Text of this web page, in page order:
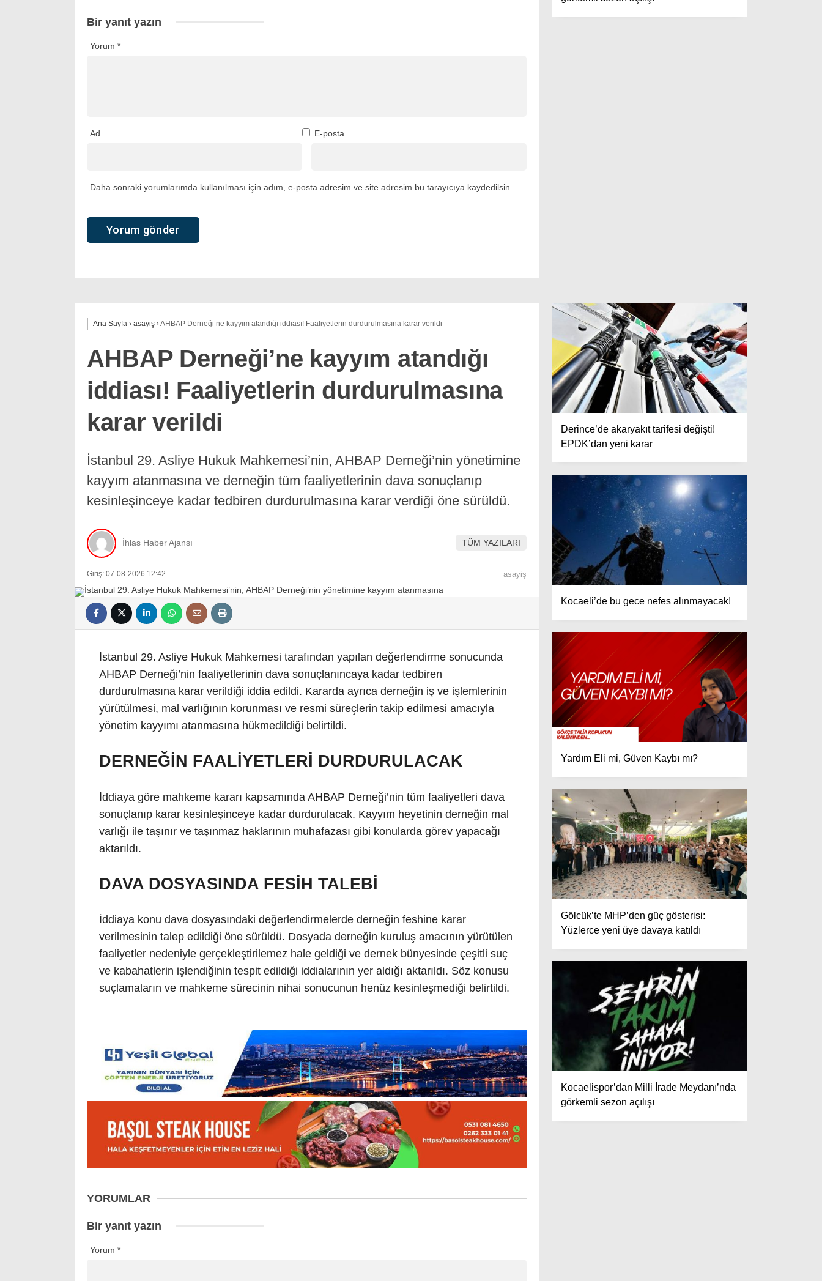
Bir yanıt yazın
Yorum *
Ad E-posta
Daha sonraki yorumlarımda kullanılması için adım, e-posta adresim ve site adresim bu tarayıcıya kaydedilsin.
Ana Sayfa › asayiş ›AHBAP Derneği’ne kayyım atandığı iddiası! Faaliyetlerin durdurulmasına karar verildi
AHBAP Derneği’ne kayyım atandığı
iddiası! Faaliyetlerin durdurulmasına
karar verildi
İstanbul 29. Asliye Hukuk Mahkemesi’nin, AHBAP Derneği’nin yönetimine
kayyım atanmasına ve derneğin tüm faaliyetlerinin dava sonuçlanıp
kesinleşinceye kadar tedbiren durdurulmasına karar verdiği öne sürüldü.
İhlas Haber Ajansı TÜM YAZILARI
Giriş: 07-08-2026 12:42 asayiş
İstanbul 29. Asliye Hukuk Mahkemesi tarafından yapılan değerlendirme sonucunda
AHBAP Derneği’nin faaliyetlerinin dava sonuçlanıncaya kadar tedbiren
durdurulmasına karar verildiği iddia edildi. Kararda ayrıca derneğin iş ve işlemlerinin
yürütülmesi, mal varlığının korunması ve resmi süreçlerin takip edilmesi amacıyla
yönetim kayyımı atanmasına hükmedildiği belirtildi.
DERNEĞİN FAALİYETLERİ DURDURULACAK
İddiaya göre mahkeme kararı kapsamında AHBAP Derneği’nin tüm faaliyetleri dava
sonuçlanıp karar kesinleşinceye kadar durdurulacak. Kayyım heyetinin derneğin mal
varlığı ile taşınır ve taşınmaz haklarının muhafazası gibi konularda görev yapacağı
aktarıldı.
DAVA DOSYASINDA FESİH TALEBİ
İddiaya konu dava dosyasındaki değerlendirmelerde derneğin feshine karar
verilmesinin talep edildiği öne sürüldü. Dosyada derneğin kuruluş amacının yürütülen
faaliyetler nedeniyle gerçekleştirilemez hale geldiği ve dernek bünyesinde çeşitli suç
ve kabahatlerin işlendiğinin tespit edildiği iddialarının yer aldığı aktarıldı. Söz konusu
suçlamaların ve mahkeme sürecinin nihai sonucunun henüz kesinleşmediği belirtildi.
YORUMLAR
Bir yanıt yazın
Yorum *
Derince’de akaryakıt tarifesi değişti!
EPDK’dan yeni karar
Kocaeli’de bu gece nefes alınmayacak!
Yardım Eli mi, Güven Kaybı mı?
Gölcük’te MHP’den güç gösterisi:
Yüzlerce yeni üye davaya katıldı
Kocaelispor’dan Milli İrade Meydanı’nda
görkemli sezon açılışı